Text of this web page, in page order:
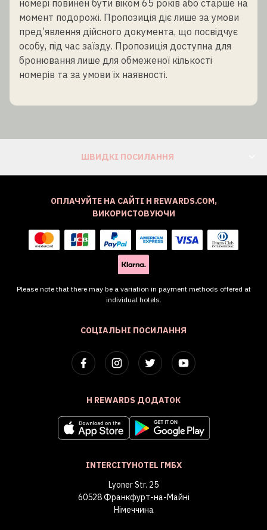
номері повинен бути віком 65 років або старше на
момент подорожі. Пропозиція діє лише за умови
пред’явлення дійсного документа, що посвідчує
особу, під час заїзду. Пропозиція доступна для
бронювання лише для обмеженої кількості
номерів та за умови їх наявності.
ШВИДКІ ПОСИЛАННЯ
СОЦІАЛЬНІ ПОСИЛАННЯ
H REWARDS ДОДАТОК
INTERCITYHOTEL ГМБХ
Lyoner Str. 25
60528 Франкфурт-на-Майні
Німеччина
ОПЛАЧУЙТЕ НА САЙТІ H REWARDS.COM,
ВИКОРИСТОВУЮЧИ
Please note that there may be a variation in payment methods offered at
individual hotels.